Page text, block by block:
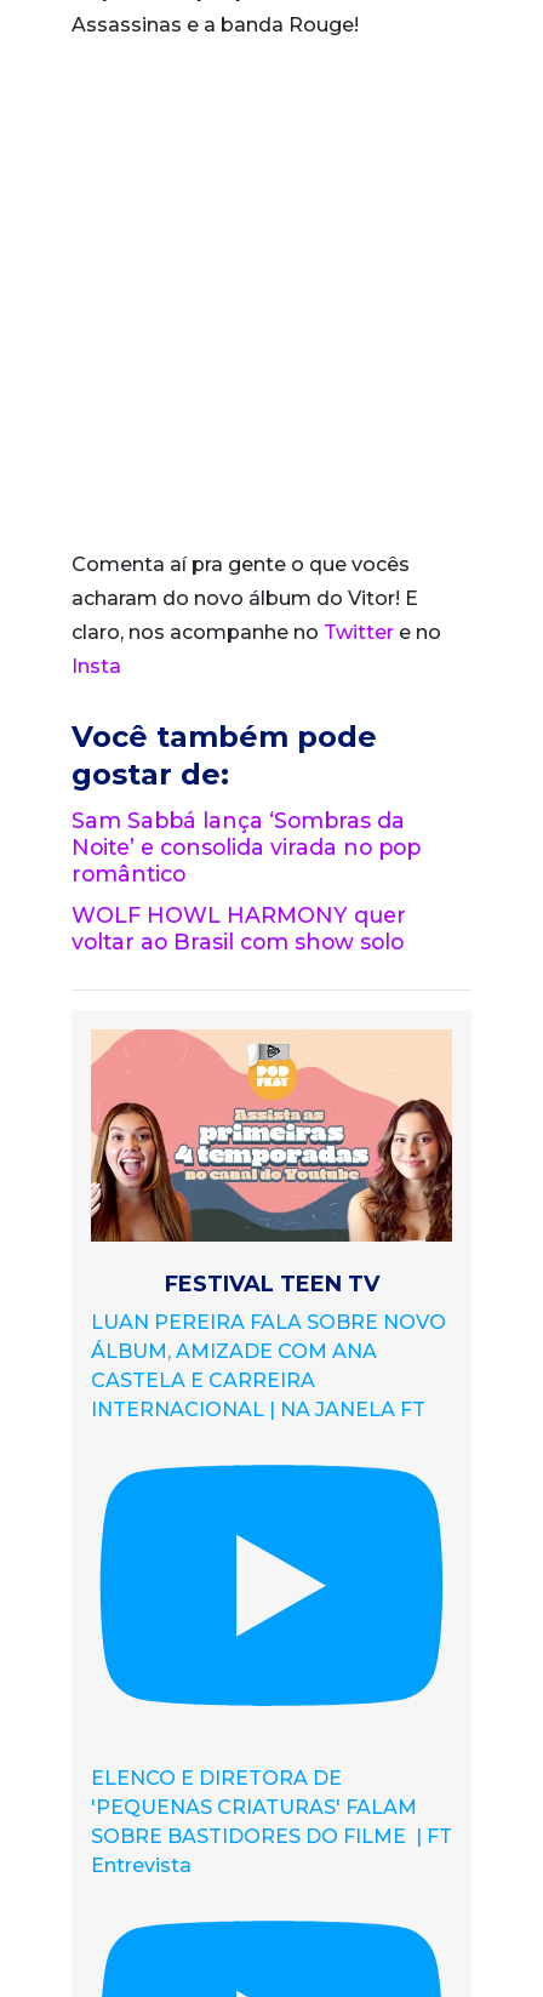
Assassinas e a banda Rouge!
Comenta aí pra gente o que vocês
acharam do novo álbum do Vitor! E
claro, nos acompanhe no Twitter e no
Insta
Você também pode
gostar de:
Sam Sabbá lança ‘Sombras da
Noite’ e consolida virada no pop
romântico
WOLF HOWL HARMONY quer
voltar ao Brasil com show solo
FESTIVAL TEEN TV
LUAN PEREIRA FALA SOBRE NOVO
ÁLBUM, AMIZADE COM ANA
CASTELA E CARREIRA
INTERNACIONAL | NA JANELA FT
ELENCO E DIRETORA DE
'PEQUENAS CRIATURAS' FALAM
SOBRE BASTIDORES DO FILME | FT
Entrevista